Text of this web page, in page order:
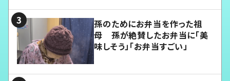
孫のためにお弁当を作った祖
母 孫が絶賛したお弁当に「美
味しそう」「お弁当すごい」